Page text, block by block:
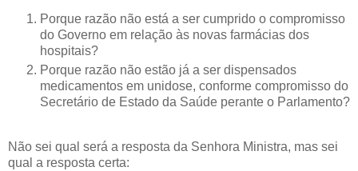
Porque razão não está a ser cumprido o compromisso
do Governo em relação às novas farmácias dos
hospitais?
Porque razão não estão já a ser dispensados
medicamentos em unidose, conforme compromisso do
Secretário de Estado da Saúde perante o Parlamento?
Não sei qual será a resposta da Senhora Ministra, mas sei
qual a resposta certa: